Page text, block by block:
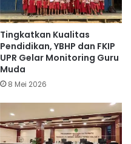
Tingkatkan Kualitas
Pendidikan, YBHP dan FKIP
UPR Gelar Monitoring Guru
Muda
8 Mei 2026